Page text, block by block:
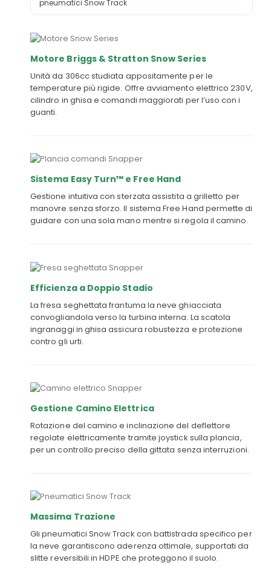
pneumatici Snow Track
Motore Briggs & Stratton Snow Series
Unità da 306cc studiata appositamente per le
temperature più rigide. Offre avviamento elettrico 230V,
cilindro in ghisa e comandi maggiorati per l’uso con i
guanti.
Sistema Easy Turn™ e Free Hand
Gestione intuitiva con sterzata assistita a grilletto per
manovre senza sforzo. Il sistema Free Hand permette di
guidare con una sola mano mentre si regola il camino.
Efficienza a Doppio Stadio
La fresa seghettata frantuma la neve ghiacciata
convogliandola verso la turbina interna. La scatola
ingranaggi in ghisa assicura robustezza e protezione
contro gli urti.
Gestione Camino Elettrica
Rotazione del camino e inclinazione del deflettore
regolate elettricamente tramite joystick sulla plancia,
per un controllo preciso della gittata senza interruzioni.
Massima Trazione
Gli pneumatici Snow Track con battistrada specifico per
la neve garantiscono aderenza ottimale, supportati da
slitte reversibili in HDPE che proteggono il suolo.